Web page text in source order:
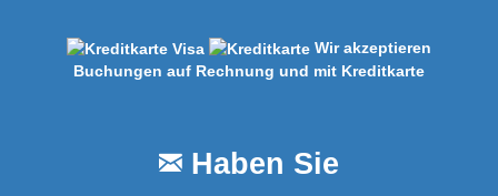
Wir akzeptieren
Buchungen auf Rechnung und mit Kreditkarte
Haben Sie